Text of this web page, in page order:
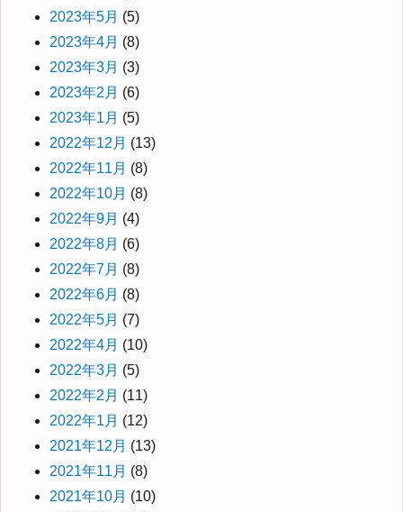
2023年5月 (5)
2023年4月 (8)
2023年3月 (3)
2023年2月 (6)
2023年1月 (5)
2022年12月 (13)
2022年11月 (8)
2022年10月 (8)
2022年9月 (4)
2022年8月 (6)
2022年7月 (8)
2022年6月 (8)
2022年5月 (7)
2022年4月 (10)
2022年3月 (5)
2022年2月 (11)
2022年1月 (12)
2021年12月 (13)
2021年11月 (8)
2021年10月 (10)